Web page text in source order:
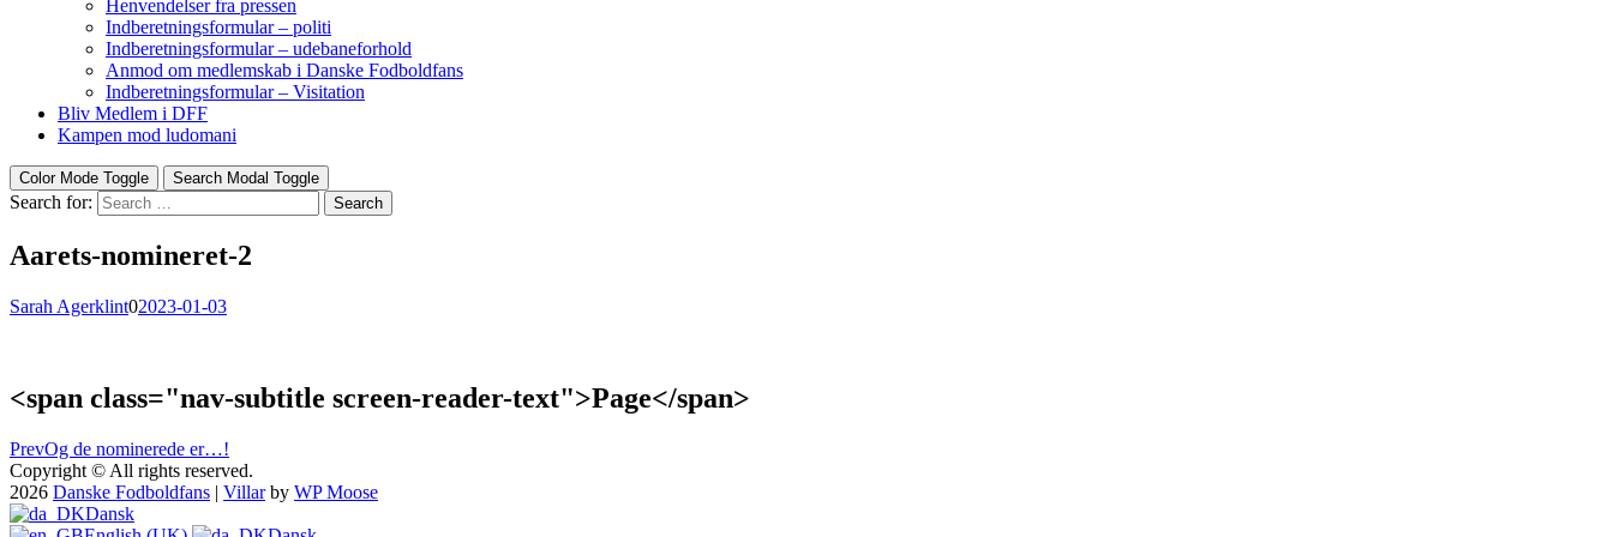
Henvendelser fra pressen
Indberetningsformular – politi
Indberetningsformular – udebaneforhold
Anmod om medlemskab i Danske Fodboldfans
Indberetningsformular – Visitation
Bliv Medlem i DFF
Kampen mod ludomani
Color Mode Toggle Search Modal Toggle
Search for: Search
Aarets-nomineret-2
Sarah Agerklint02023-01-03
<span class="nav-subtitle screen-reader-text">Page</span>
PrevOg de nominerede er…!
Copyright © All rights reserved.
2026 Danske Fodboldfans | Villarby WP Moose
Dansk